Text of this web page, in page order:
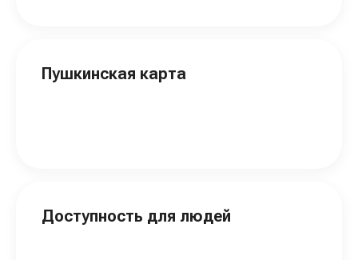
Пушкинская карта
Доступность для людей